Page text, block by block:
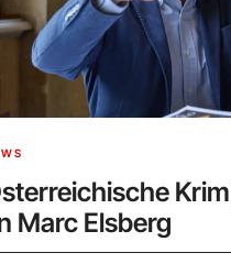
Marc Elsberg